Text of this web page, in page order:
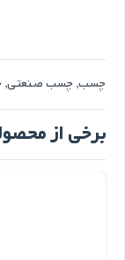
چسب,چسب صنعتی,
برخی از